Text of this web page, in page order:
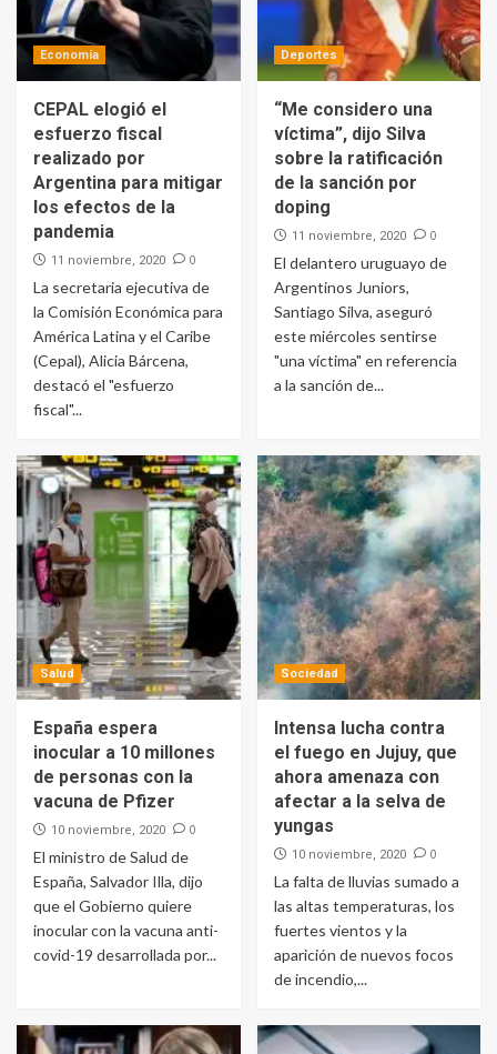
Economía
CEPAL elogió el
esfuerzo fiscal
realizado por
Argentina para mitigar
los efectos de la
pandemia
11 noviembre, 2020 0
La secretaria ejecutiva de
la Comisión Económica para
América Latina y el Caribe
(Cepal), Alicia Bárcena,
destacó el "esfuerzo
fiscal"...
Deportes
“Me considero una
víctima”, dijo Silva
sobre la ratificación
de la sanción por
doping
11 noviembre, 2020 0
El delantero uruguayo de
Argentinos Juniors,
Santiago Silva, aseguró
este miércoles sentirse
"una víctima" en referencia
a la sanción de...
Salud
España espera
inocular a 10 millones
de personas con la
vacuna de Pfizer
10 noviembre, 2020 0
El ministro de Salud de
España, Salvador Illa, dijo
que el Gobierno quiere
inocular con la vacuna anti-
covid-19 desarrollada por...
Sociedad
Intensa lucha contra
el fuego en Jujuy, que
ahora amenaza con
afectar a la selva de
yungas
10 noviembre, 2020 0
La falta de lluvias sumado a
las altas temperaturas, los
fuertes vientos y la
aparición de nuevos focos
de incendio,...